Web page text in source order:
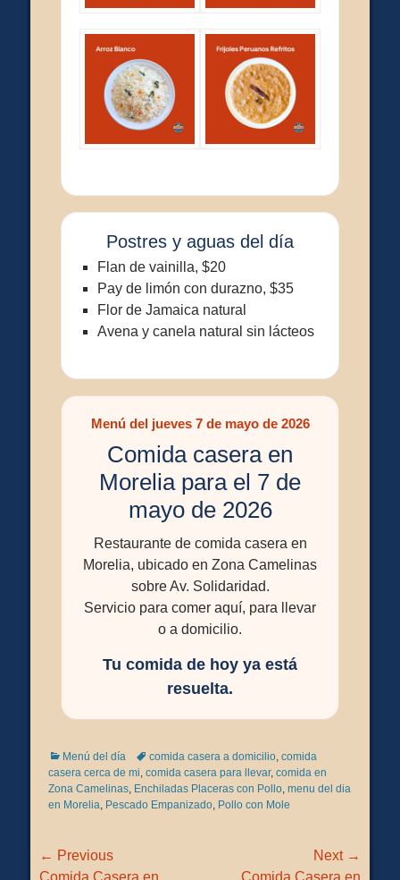
Postres y aguas del día
Flan de vainilla, $20
Pay de limón con durazno, $35
Flor de Jamaica natural
Avena y canela natural sin lácteos
Menú del jueves 7 de mayo de 2026
Comida casera en
Morelia para el 7 de
mayo de 2026
Restaurante de comida casera en
Morelia, ubicado en Zona Camelinas
sobre Av. Solidaridad.
Servicio para comer aquí, para llevar
o a domicilio.
Tu comida de hoy ya está
resuelta.
Categories
Menú del día Tagscomida casera a domicilio, comida
casera cerca de mi, comida casera para llevar, comida en
Zona Camelinas, Enchiladas Placeras con Pollo, menu del dia
en Morelia, Pescado Empanizado, Pollo con Mole
Navegación
← Previous
Previous
Next →